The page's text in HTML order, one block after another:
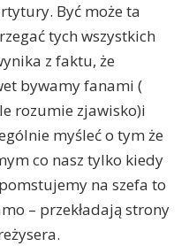
Być może ta
tych wszystkich
z faktu, że
bywamy fanami (
rozumie zjawisko)i
myśleć o tym że
co nasz tylko kiedy
na szefa to
– przekładają strony